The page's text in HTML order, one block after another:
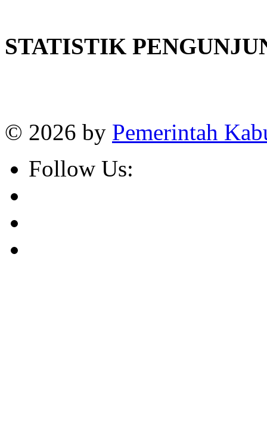
STATISTIK
© 2026 by Pemerintah
Follow Us: